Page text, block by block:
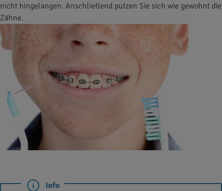
nicht hingelangen. Anschließend putzen Sie sich wie gewohnt die
Zähne.
Info